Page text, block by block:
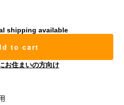
shipping available
to cart
お住まいの方向け